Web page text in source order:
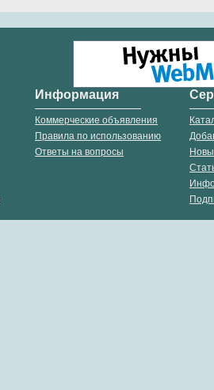
Информация
Коммерческие объявления
Правила по использованию
Ответы на вопросы